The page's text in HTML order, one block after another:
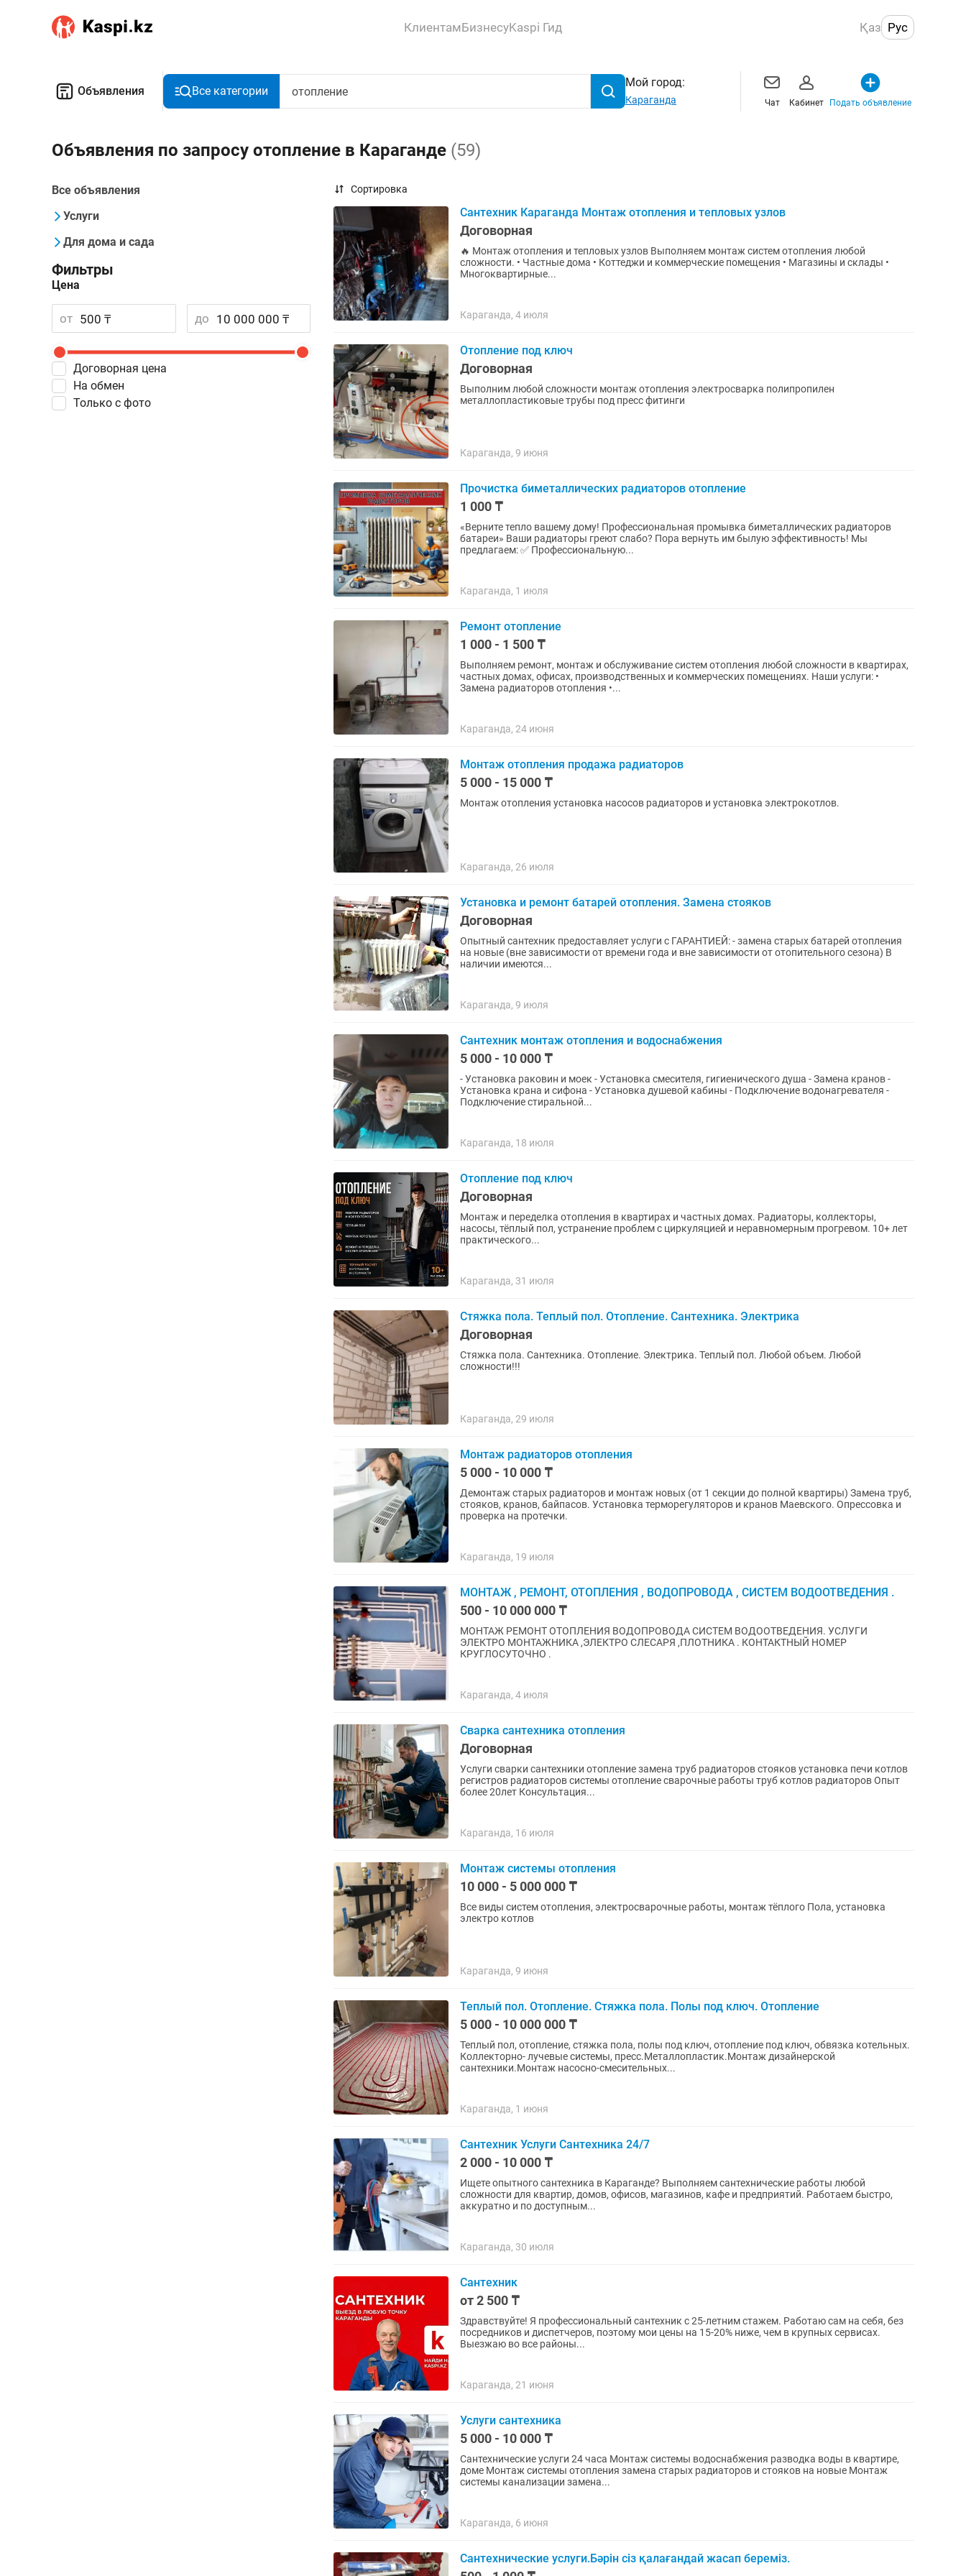
КлиентамБизнесуKaspi Гид Қаз Рус
Объявления Все категории
Мой город:
Караганда Чат Кабинет Подать объявление
Объявления по запросу отопление в Караганде (59)
Все объявления
Услуги
Для дома и сада
Фильтры
Цена
от до
Договорная цена
На обмен
Только с фото
Сортировка
Сантехник Караганда Монтаж отопления и тепловых узлов
Договорная
🔥 Монтаж отопления и тепловых узлов Выполняем монтаж систем отопления любой
сложности. • Частные дома • Коттеджи и коммерческие помещения • Магазины и склады •
Многоквартирные...
Караганда, 4 июля
Отопление под ключ
Договорная
Выполним любой сложности монтаж отопления электросварка полипропилен
металлопластиковые трубы под пресс фитинги
Караганда, 9 июня
Прочистка биметаллических радиаторов отопление
1 000 ₸
«Верните тепло вашему дому! Профессиональная промывка биметаллических радиаторов
батареи» Ваши радиаторы греют слабо? Пора вернуть им былую эффективность! Мы
предлагаем: ✅ Профессиональную...
Караганда, 1 июля
Ремонт отопление
1 000 - 1 500 ₸
Выполняем ремонт, монтаж и обслуживание систем отопления любой сложности в квартирах,
частных домах, офисах, производственных и коммерческих помещениях. Наши услуги: •
Замена радиаторов отопления •...
Караганда, 24 июня
Монтаж отопления продажа радиаторов
5 000 - 15 000 ₸
Монтаж отопления установка насосов радиаторов и установка электрокотлов.
Караганда, 26 июля
Установка и ремонт батарей отопления. Замена стояков
Договорная
Опытный сантехник предоставляет услуги c ГАРАНТИЕЙ: - замена cтapыx бaтapей отоплeния
на новыe (внe завиcимости от времени года и внe завиcимоcти oт oтoпительнoгo сeзoнa) В
наличии имеются...
Караганда, 9 июля
Сантехник монтаж отопления и водоснабжения
5 000 - 10 000 ₸
- Установка раковин и моек - Установка смесителя, гигиенического душа - Замена кранов -
Установка крана и сифона - Установка душевой кабины - Подключение водонагревателя -
Подключение стиральной...
Караганда, 18 июля
Отопление под ключ
Договорная
Монтаж и переделка отопления в квартирах и частных домах. Радиаторы, коллекторы,
насосы, тёплый пол, устранение проблем с циркуляцией и неравномерным прогревом. 10+ лет
практического...
Караганда, 31 июля
Стяжка пола. Теплый пол. Отопление. Сантехника. Электрика
Договорная
Стяжка пола. Сантехника. Отопление. Электрика. Теплый пол. Любой объем. Любой
сложности!!!
Караганда, 29 июля
Монтаж радиаторов отопления
5 000 - 10 000 ₸
Демонтаж старых радиаторов и монтаж новых (от 1 секции до полной квартиры) Замена труб,
стояков, кранов, байпасов. Установка терморегуляторов и кранов Маевского. Опрессовка и
проверка на протечки.
Караганда, 19 июля
МОНТАЖ , РЕМОНТ, ОТОПЛЕНИЯ , ВОДОПРОВОДА , СИСТЕМ ВОДООТВЕДЕНИЯ .
500 - 10 000 000 ₸
МОНТАЖ РЕМОНТ ОТОПЛЕНИЯ ВОДОПРОВОДА СИСТЕМ ВОДООТВЕДЕНИЯ. УСЛУГИ
ЭЛЕКТРО МОНТАЖНИКА ,ЭЛЕКТРО СЛЕСАРЯ ,ПЛОТНИКА . КОНТАКТНЫЙ НОМЕР
КРУГЛОСУТОЧНО .
Караганда, 4 июля
Сварка сантехника отопления
Договорная
Услуги сварки сантехники отопление замена труб радиаторов стояков установка печи котлов
регистров радиаторов системы отопление сварочные работы труб котлов радиаторов Опыт
более 20лет Консультация...
Караганда, 16 июля
Монтаж системы отопления
10 000 - 5 000 000 ₸
Все виды систем отопления, электросварочные работы, монтаж тёплого Пола, установка
электро котлов
Караганда, 9 июня
Теплый пол. Отопление. Стяжка пола. Полы под ключ. Отопление
5 000 - 10 000 000 ₸
Теплый пол, отопление, стяжка пола, полы под ключ, отопление под ключ, обвязка котельных.
Коллекторно- лучевые системы, пресс.Металлопластик.Монтаж дизайнерской
сантехники.Монтаж насосно-смесительных...
Караганда, 1 июня
Сантехник Услуги Сантехника 24/7
2 000 - 10 000 ₸
Ищете опытного сантехника в Караганде? Выполняем сантехнические работы любой
сложности для квартир, домов, офисов, магазинов, кафе и предприятий. Работаем быстро,
аккуратно и по доступным...
Караганда, 30 июля
Сантехник
от 2 500 ₸
Здравствуйте! Я профессиональный сантехник с 25-летним стажем. Работаю сам на себя, без
посредников и диспетчеров, поэтому мои цены на 15-20% ниже, чем в крупных сервисах.
Выезжаю во все районы...
Караганда, 21 июня
Услуги сантехника
5 000 - 10 000 ₸
Сантехнические услуги 24 часа Монтаж системы водоснабжения разводка воды в квартире,
доме Монтаж системы отопления замена старых радиаторов и стояков на новые Монтаж
системы канализации замена...
Караганда, 6 июня
Сантехнические услуги.Бәрін сіз қалағандай жасап береміз.